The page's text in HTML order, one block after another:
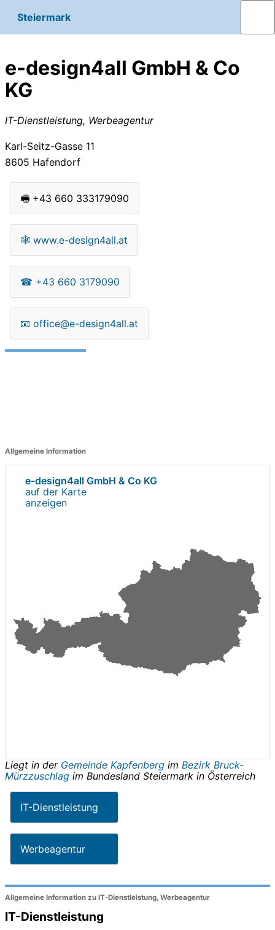
Steiermark
e-design4all GmbH & Co
KG
IT-Dienstleistung, Werbeagentur
Karl-Seitz-Gasse 11
8605 Hafendorf
🖷 +43 660 333179090
🕸 www.e-design4all.at
☎ +43 660 3179090
📧 office@e-design4all.at
Allgemeine Information
e-design4all GmbH & Co KG
auf der Karte
anzeigen
Liegt in der Gemeinde Kapfenberg im Bezirk Bruck-
Mürzzuschlag im Bundesland Steiermark in Österreich
IT-Dienstleistung
Werbeagentur
Allgemeine Information zu IT-Dienstleistung, Werbeagentur
IT-Dienstleistung